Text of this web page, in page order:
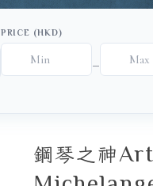
PRICE (HKD)
–
鋼琴之神